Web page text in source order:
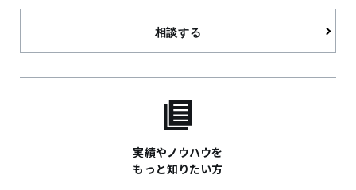
相談する
実績やノウハウを
もっと知りたい方